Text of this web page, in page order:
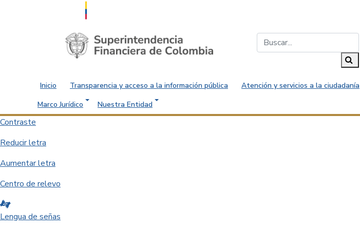
Saltar al contenido principal
Inicio Transparencia y acceso a la información pública Atención y servicios a la ciudadanía
Marco Jurídico
Nuestra Entidad
Contraste
Reducir letra
Aumentar letra
Centro de relevo
Lengua de señas